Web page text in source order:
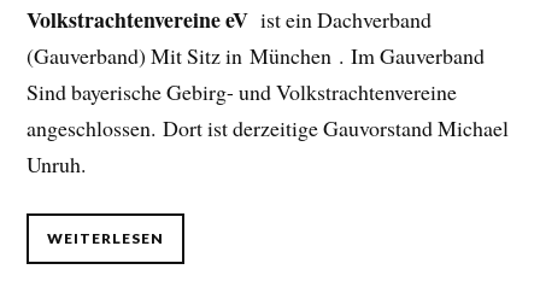
Volkstrachtenvereine eV ist ein Dachverband
(Gauverband) Mit Sitz in München . Im Gauverband
Sind bayerische Gebirg- und Volkstrachtenvereine
angeschlossen. Dort ist derzeitige Gauvorstand Michael
Unruh.
WEITERLESEN